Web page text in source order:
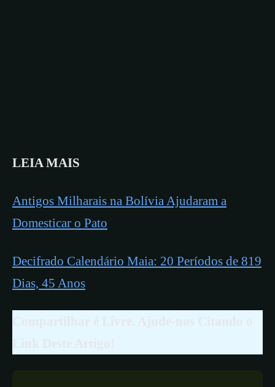
LEIA MAIS
Antigos Milharais na Bolívia Ajudaram a
Domesticar o Pato
Decifrado Calendário Maia: 20 Períodos de 819
Dias, 45 Anos